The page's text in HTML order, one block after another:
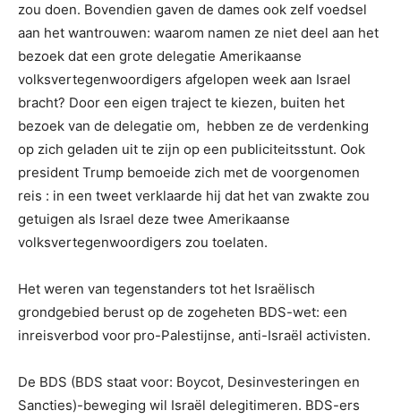
zou doen. Bovendien gaven de dames ook zelf voedsel
aan het wantrouwen: waarom namen ze niet deel aan het
bezoek dat een grote delegatie Amerikaanse
volksvertegenwoordigers afgelopen week aan Israel
bracht? Door een eigen traject te kiezen, buiten het
bezoek van de delegatie om, hebben ze de verdenking
op zich geladen uit te zijn op een publiciteitsstunt. Ook
president Trump bemoeide zich met de voorgenomen
reis : in een tweet verklaarde hij dat het van zwakte zou
getuigen als Israel deze twee Amerikaanse
volksvertegenwoordigers zou toelaten.
Het weren van tegenstanders tot het Israëlisch
grondgebied berust op de zogeheten BDS-wet: een
inreisverbod voor pro-Palestijnse, anti-Israël activisten.
De BDS (BDS staat voor: Boycot, Desinvesteringen en
Sancties)-beweging wil Israël delegitimeren. BDS-ers